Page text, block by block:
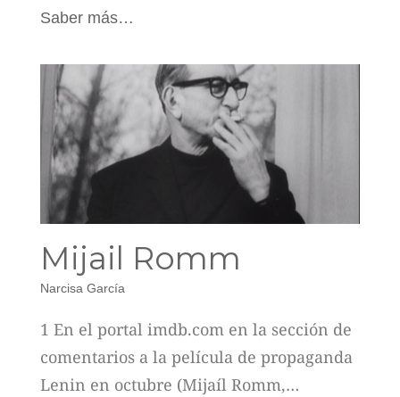
Saber más…
Mijail Romm
Narcisa García
1 En el portal imdb.com en la sección de
comentarios a la película de propaganda
Lenin en octubre (Mijaíl Romm,…